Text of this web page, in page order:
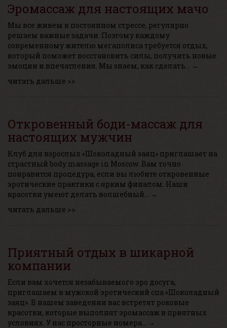
Эромассаж для настоящих мачо
Мы все живем в постоянном стрессе, регулярно
решаем важные задачи. Поэтому каждому
современному жителю мегаполиса требуется отдых,
который поможет восстановить силы, получить новые
эмоции и впечатления. Мы знаем, как сделать… →
читать дальше >>
Откровенный боди-массаж для
настоящих мужчин
Клуб для взрослых «Шоколадный заяц» приглашает на
страстный body massage in Moscow. Вам точно
понравится процедура, если вы любите откровенные
эротические практики с ярким финалом. Наши
красотки умеют делать волшебный… →
читать дальше >>
Приятный отдых в шикарной
компании
Если вам хочется незабываемого эро досуга,
приглашаем в мужской эротический спа «Шоколадный
заяц». В нашем заведении вас встретят роковые
красотки, которые выполнят эромассаж в приятных
условиях. У нас просторные номера… →